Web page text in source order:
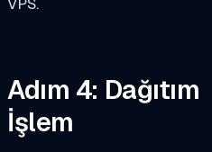
Adım 4: Dağıtım
İşlem